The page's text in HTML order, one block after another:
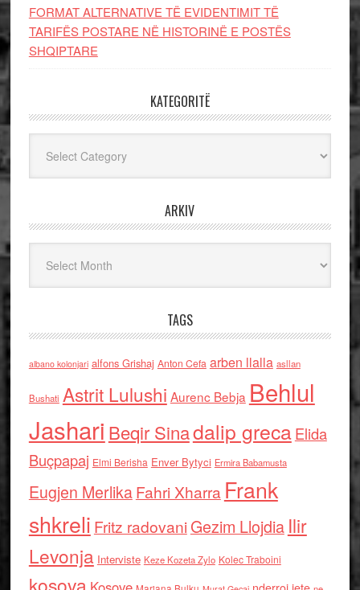
FORMAT ALTERNATIVE TË EVIDENTIMIT TË
TARIFËS POSTARE NË HISTORINË E POSTËS
SHQIPTARE
KATEGORITË
ARKIV
TAGS
albano kolonjari alfons Grishaj Anton Cefa arben llalla asllan
Bushati Astrit Lulushi Aurenc Bebja Behlul
Jashari Beqir Sinadalip grecaElida
Buçpapaj Elmi Berisha Enver Bytyci Ermira Babamusta
Eugjen MerlikaFahri Xharra Frank
shkreli Fritz radovaniGezim Llojdia Ilir
Levonja Interviste Keze Kozeta Zylo Kolec Traboini
kosova